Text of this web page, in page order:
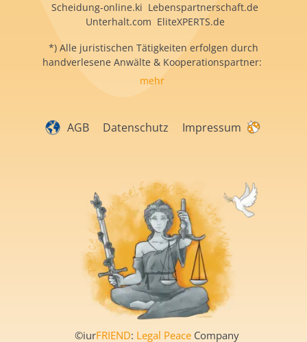
Scheidung-online.ki Lebenspartnerschaft.de
Unterhalt.com EliteXPERTS.de
*) Alle juristischen Tätigkeiten erfolgen durch
handverlesene Anwälte & Kooperationspartner:
mehr
AGB Datenschutz Impressum
©iurFRIEND: Legal Peace Company